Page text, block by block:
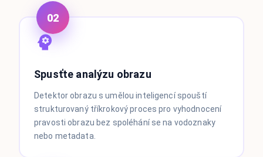
02
Spusťte analýzu obrazu
Detektor obrazu s umělou inteligencí spouští
strukturovaný tříkrokový proces pro vyhodnocení
pravosti obrazu bez spoléhání se na vodoznaky
nebo metadata.